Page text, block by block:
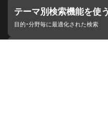
テーマ別検索機能を使う
目的・分野毎に最適化された検索